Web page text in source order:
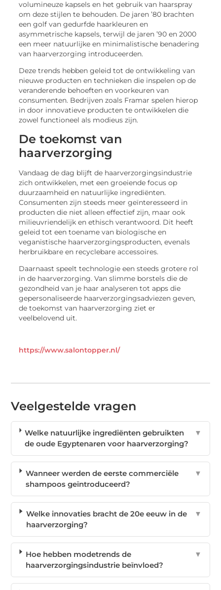
volumineuze kapsels en het gebruik van haarspray
om deze stijlen te behouden. De jaren ’80 brachten
een golf van gedurfde haarkleuren en
asymmetrische kapsels, terwijl de jaren ’90 en 2000
een meer natuurlijke en minimalistische benadering
van haarverzorging introduceerden.
Deze trends hebben geleid tot de ontwikkeling van
nieuwe producten en technieken die inspelen op de
veranderende behoeften en voorkeuren van
consumenten. Bedrijven zoals Framar spelen hierop
in door innovatieve producten te ontwikkelen die
zowel functioneel als modieus zijn.
De toekomst van
haarverzorging
Vandaag de dag blijft de haarverzorgingsindustrie
zich ontwikkelen, met een groeiende focus op
duurzaamheid en natuurlijke ingrediënten.
Consumenten zijn steeds meer geïnteresseerd in
producten die niet alleen effectief zijn, maar ook
milieuvriendelijk en ethisch verantwoord. Dit heeft
geleid tot een toename van biologische en
veganistische haarverzorgingsproducten, evenals
herbruikbare en recyclebare accessoires.
Daarnaast speelt technologie een steeds grotere rol
in de haarverzorging. Van slimme borstels die de
gezondheid van je haar analyseren tot apps die
gepersonaliseerde haarverzorgingsadviezen geven,
de toekomst van haarverzorging ziet er
veelbelovend uit.
https://www.salontopper.nl/
Veelgestelde vragen
Welke natuurlijke ingrediënten gebruikten
de oude Egyptenaren voor haarverzorging?
▼
Wanneer werden de eerste commerciële
shampoos geïntroduceerd?
▼
Welke innovaties bracht de 20e eeuw in de
haarverzorging?
▼
Hoe hebben modetrends de
haarverzorgingsindustrie beïnvloed?
▼